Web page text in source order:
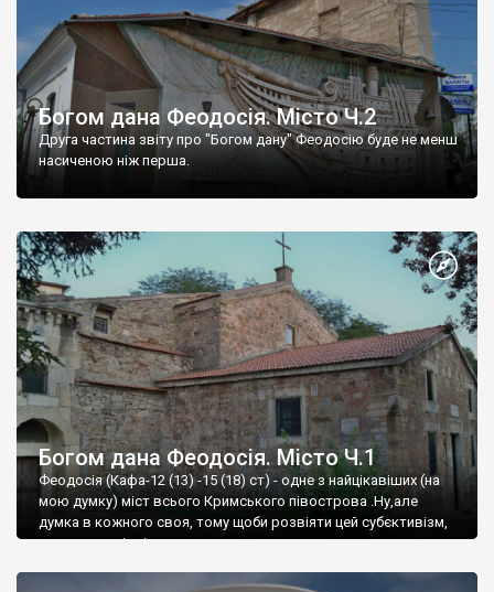
Богом дана Феодосія. Місто Ч.2
Друга частина звіту про "Богом дану" Феодосію буде не менш
насиченою ніж перша.
Богом дана Феодосія. Місто Ч.1
Феодосія (Кафа-12 (13) -15 (18) ст) - одне з найцікавіших (на
мою думку) міст всього Кримського півострова .Ну,але
думка в кожного своя, тому щоби розвіяти цей субєктивізм,
запрошую відвідати це